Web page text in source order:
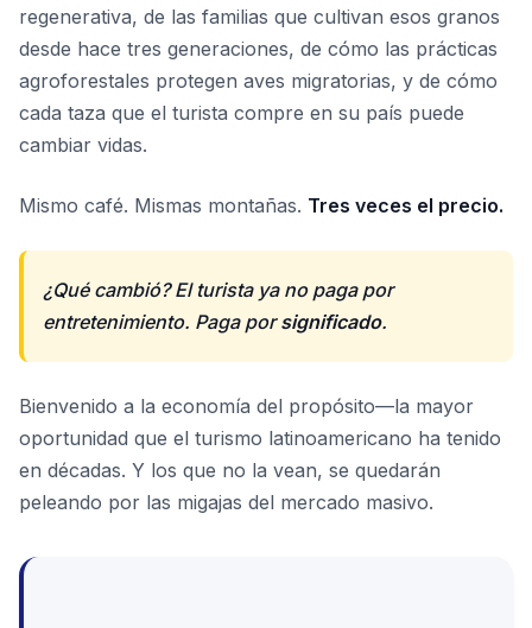
regenerativa, de las familias que cultivan esos granos
desde hace tres generaciones, de cómo las prácticas
agroforestales protegen aves migratorias, y de cómo
cada taza que el turista compre en su país puede
cambiar vidas.
Mismo café. Mismas montañas. Tres veces el precio.
¿Qué cambió? El turista ya no paga por
entretenimiento. Paga porsignificado.
Bienvenido a la economía del propósito—la mayor
oportunidad que el turismo latinoamericano ha tenido
en décadas. Y los que no la vean, se quedarán
peleando por las migajas del mercado masivo.